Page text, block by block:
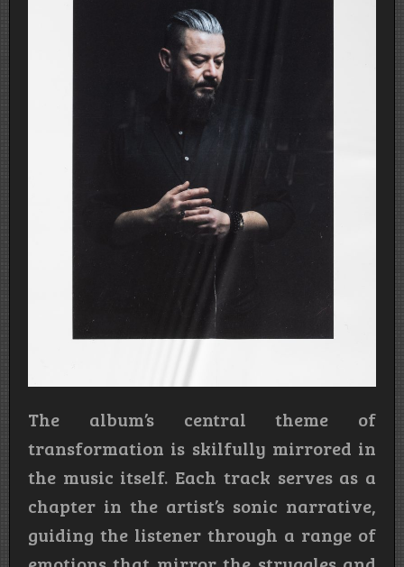
The album’s central theme of
transformation is skilfully mirrored in
the music itself. Each track serves as a
chapter in the artist’s sonic narrative,
guiding the listener through a range of